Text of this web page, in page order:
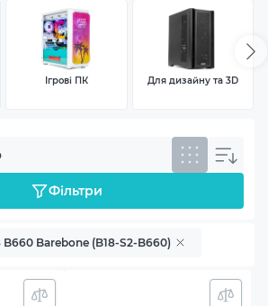
Ігрові ПК Для дизайну та 3D
Фільтри
B660 Barebone (B18-S2-B660)